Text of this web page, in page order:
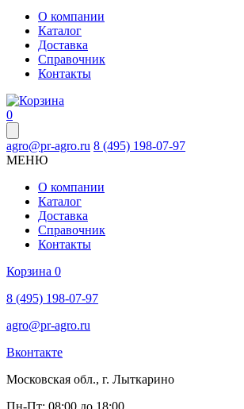
О компании
Каталог
Доставка
Справочник
Контакты
0
agro@pr-agro.ru 8 (495) 198-07-97
МЕНЮ
О компании
Каталог
Доставка
Справочник
Контакты
Корзина 0
8 (495) 198-07-97
agro@pr-agro.ru
Вконтакте
Московская обл., г. Лыткарино
Пн-Пт: 08:00 до 18:00